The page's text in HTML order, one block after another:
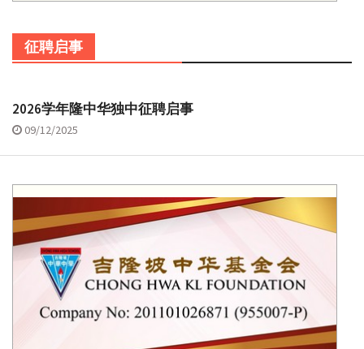
征聘启事
2026学年隆中华独中征聘启事
09/12/2025